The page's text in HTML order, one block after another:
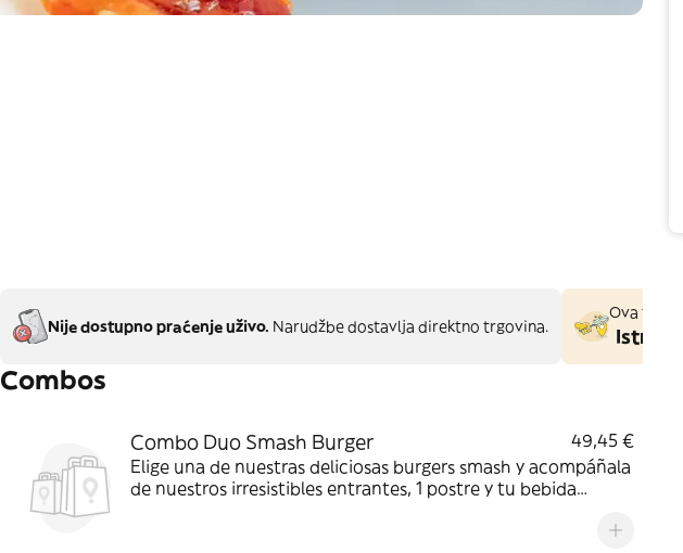
Nije dostupno praćenje uživo. Narudžbe dostavlja direktno trgovina.
Ova
Istraži
Combos
Combo Duo Smash Burger
49,45 €
Elige una de nuestras deliciosas burgers smash y acompáñala
de nuestros irresistibles entrantes, 1 postre y tu bebida